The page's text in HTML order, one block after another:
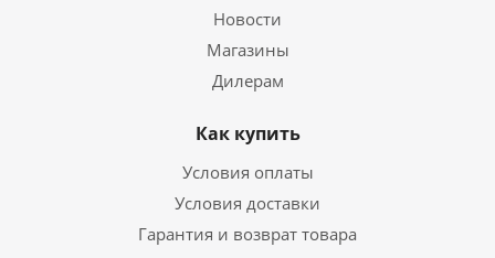
Новости
Магазины
Дилерам
Как купить
Условия оплаты
Условия доставки
Гарантия и возврат товара